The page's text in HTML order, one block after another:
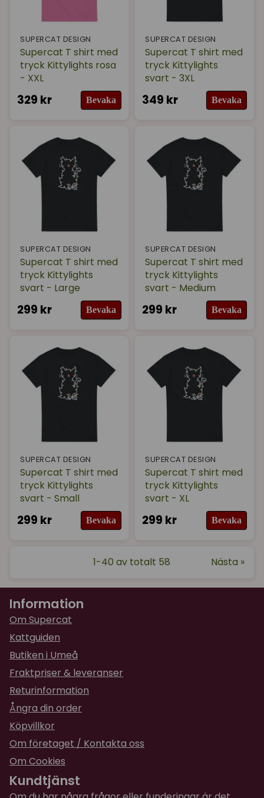
SUPERCAT DESIGN
Supercat T shirt med
tryck Kittylights rosa
- XXL
329 kr Bevaka
SUPERCAT DESIGN
Supercat T shirt med
tryck Kittylights
svart - 3XL
349 kr Bevaka
SUPERCAT DESIGN
Supercat T shirt med
tryck Kittylights
svart - Large
299 kr Bevaka
SUPERCAT DESIGN
Supercat T shirt med
tryck Kittylights
svart - Medium
299 kr Bevaka
SUPERCAT DESIGN
Supercat T shirt med
tryck Kittylights
svart - Small
299 kr Bevaka
SUPERCAT DESIGN
Supercat T shirt med
tryck Kittylights
svart - XL
299 kr Bevaka
1-40 av totalt 58 Nästa »
Information
Om Supercat
Kattguiden
Butiken i Umeå
Fraktpriser & leveranser
Returinformation
Ångra din order
Köpvillkor
Om företaget / Kontakta oss
Om Cookies
Kundtjänst